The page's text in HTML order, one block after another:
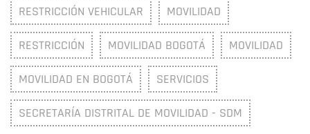
RESTRICCIÓN VEHICULAR MOVILIDAD
RESTRICCIÓN MOVILIDAD BOGOTÁ MOVILIDAD
MOVILIDAD EN BOGOTÁ SERVICIOS
SECRETARÍA DISTRITAL DE MOVILIDAD - SDM